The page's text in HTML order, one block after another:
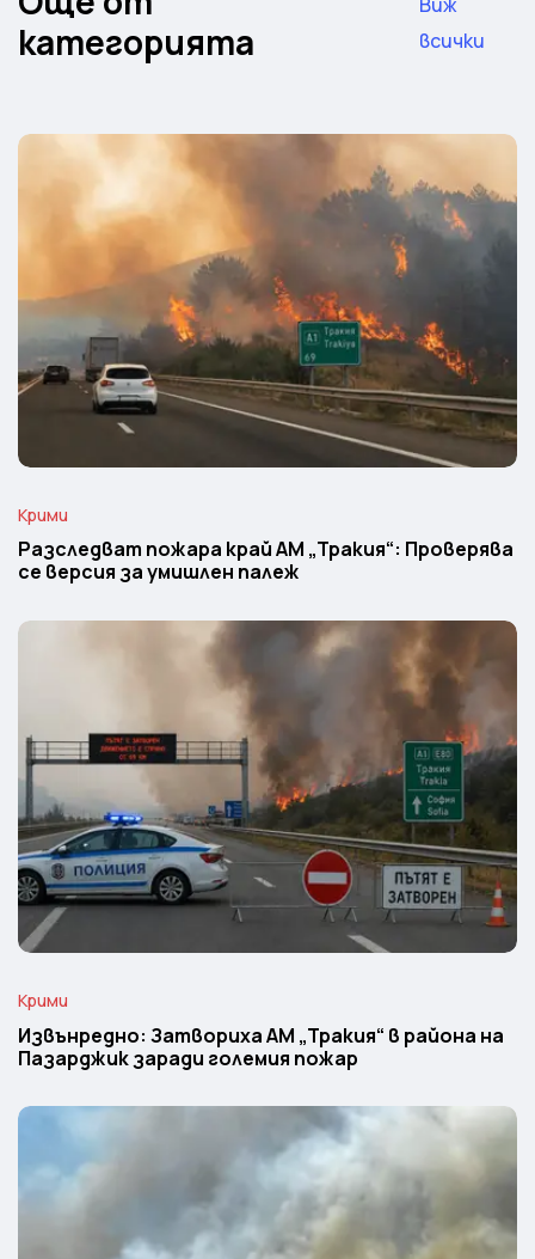
категорията
всички
Крими
Разследват пожара край АМ „Тракия“: Проверява
се версия за умишлен палеж
Крими
Извънредно: Затвориха АМ „Тракия“ в района на
Пазарджик заради големия пожар